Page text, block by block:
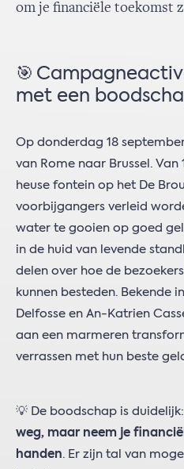
om je financiële toekomst
🎯
met een
​​​Op donderdag 18
van Rome naar Brussel. Van
heuse fontein op het De
voorbijgangers verleid
water te gooien op goed
in de huid van levende
delen over hoe de
kunnen besteden. Bekende
Delfosse en An-Katrien
aan een marmeren
verrassen met hun beste
💡 De boodschap is duidelijk:
weg, maar neem je
handen. Er zijn tal van